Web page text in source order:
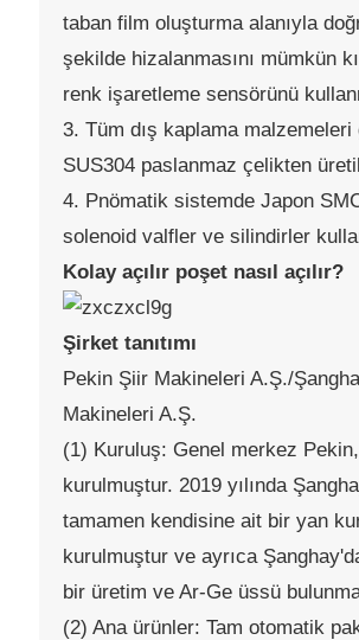
taban film oluşturma alanıyla
şekilde hizalanmasını mümkün
renk işaretleme sensörünü
3. Tüm dış kaplama malzemeleri
SUS304 paslanmaz çelikten
4. Pnömatik sistemde Japon
solenoid valfler ve silindirler
Kolay açılır poşet nasıl açılır?
Şirket tanıtımı
Pekin Şiir Makineleri A.Ş./
Makineleri A.Ş.
(1) Kuruluş: Genel merkez
kurulmuştur. 2019 yılında
tamamen kendisine ait bir yan
kurulmuştur ve ayrıca
bir üretim ve Ar-Ge üssü
(2) Ana ürünler: Tam otomatik